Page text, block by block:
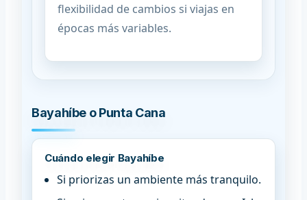
flexibilidad de cambios si viajas en
épocas más variables.
Bayahíbe o Punta Cana
Cuándo elegir Bayahíbe
Si priorizas un ambiente más tranquilo.